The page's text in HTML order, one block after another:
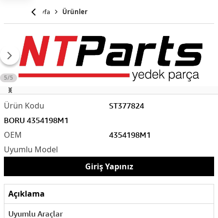
Anasayfa Ürünler
5/5
ST377824
4354198M1
BORU 4354198M1
Giriş Yapınız
Açıklama
Uyumlu Araçlar